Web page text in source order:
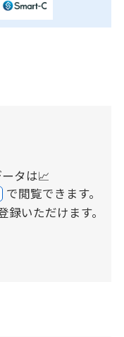
タは📈
で閲覧できます。
いただけます。